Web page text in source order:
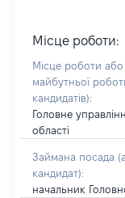
Місце роботи:
Місце роботи
майбутньої
кандидатів):
Головне
області
Займана посада
кандидат):
начальник